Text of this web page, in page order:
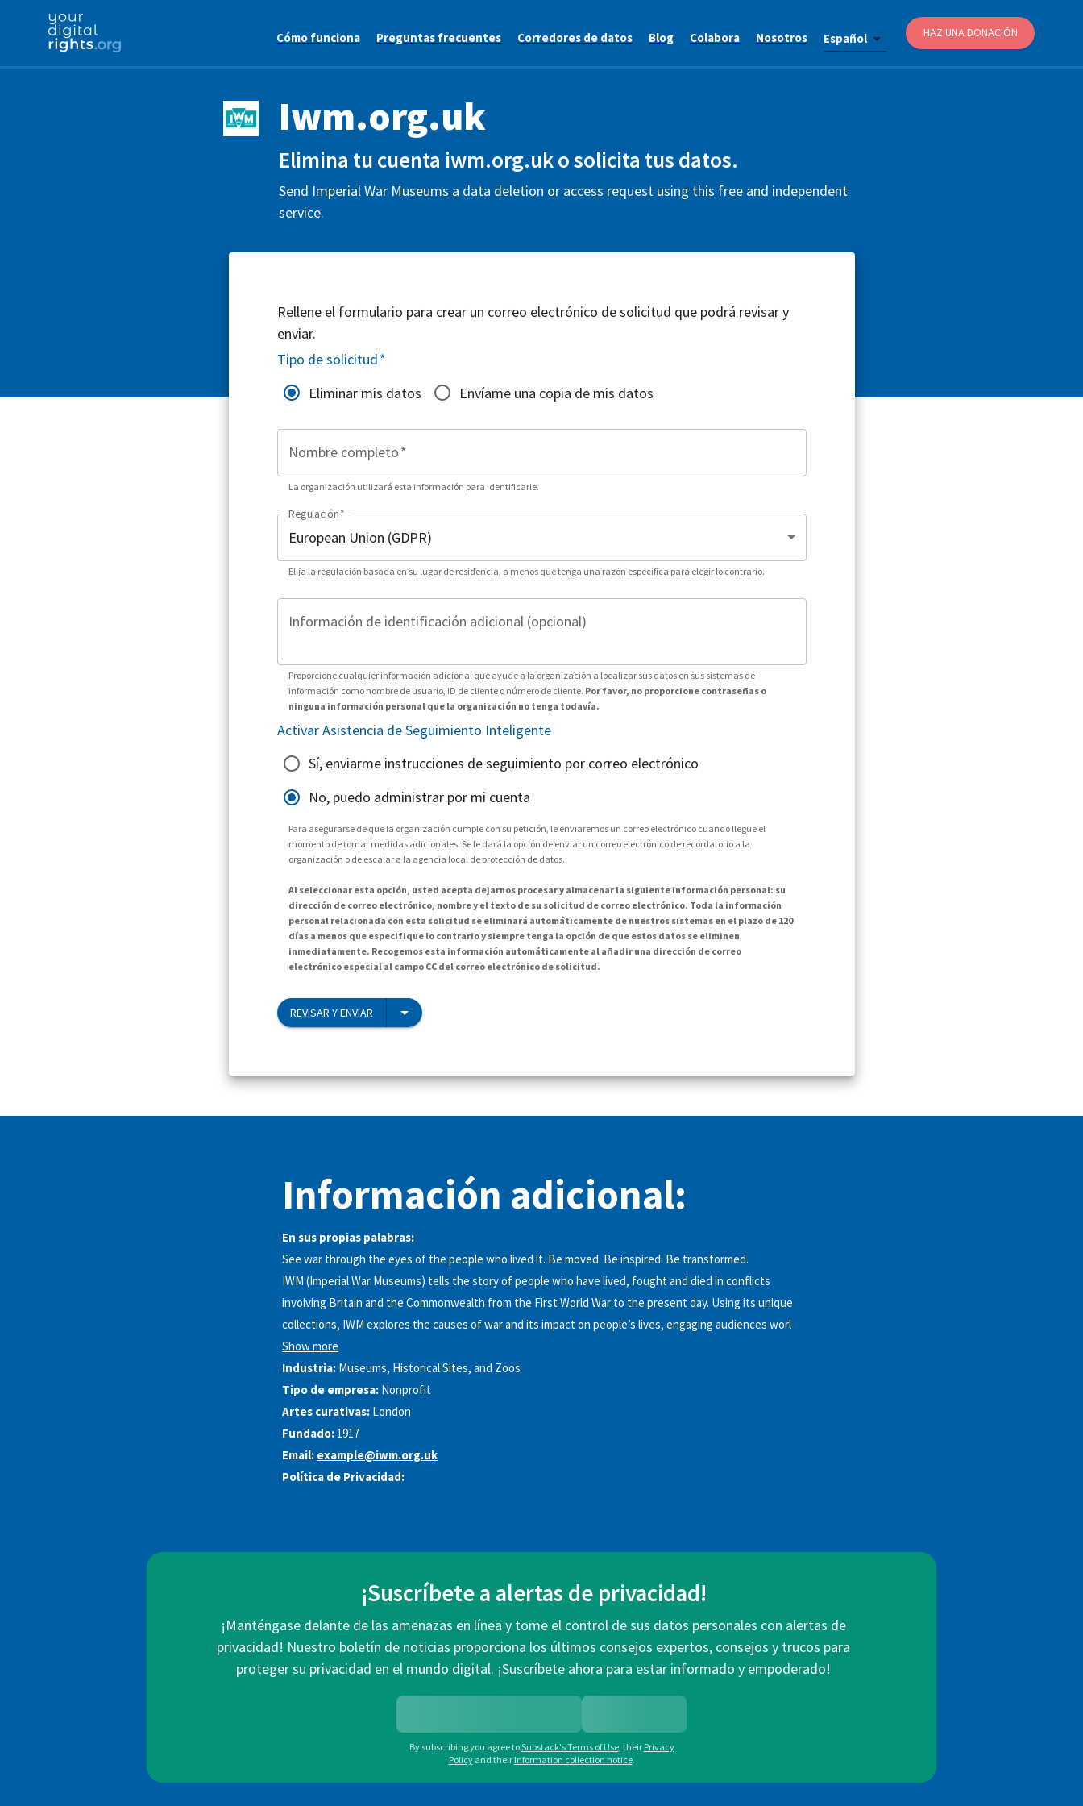
Cómo funciona Preguntas frecuentes Corredores de datos Blog Colabora Nosotros Español HAZ UNA DONACIÓN
Iwm.org.uk
Elimina tu cuenta iwm.org.uk o solicita tus datos.
Send Imperial War Museums a data deletion or access request using this free and independent
service.
Rellene el formulario para crear un correo electrónico de solicitud que podrá revisar y
enviar.
Tipo de solicitud*
Eliminar mis datos
Envíame una copia de mis datos
Nombre completo*
La organización utilizará esta información para identificarle.
Regulación*
Elija la regulación basada en su lugar de residencia, a menos que tenga una razón específica para elegir lo contrario.
Información de identificación adicional (opcional)
Proporcione cualquier información adicional que ayude a la organización a localizar sus datos en sus sistemas de
información como nombre de usuario, ID de cliente o número de cliente. Por favor, no proporcione contraseñas o
ninguna información personal que la organización no tenga todavía.
Activar Asistencia de Seguimiento Inteligente
Sí, enviarme instrucciones de seguimiento por correo electrónico
No, puedo administrar por mi cuenta
Para asegurarse de que la organización cumple con su petición, le enviaremos un correo electrónico cuando llegue el
momento de tomar medidas adicionales. Se le dará la opción de enviar un correo electrónico de recordatorio a la
organización o de escalar a la agencia local de protección de datos.
Al seleccionar esta opción, usted acepta dejarnos procesar y almacenar la siguiente información personal: su
dirección de correo electrónico, nombre y el texto de su solicitud de correo electrónico. Toda la información
personal relacionada con esta solicitud se eliminará automáticamente de nuestros sistemas en el plazo de 120
días a menos que especifique lo contrario y siempre tenga la opción de que estos datos se eliminen
inmediatamente. Recogemos esta información automáticamente al añadir una dirección de correo
electrónico especial al campo CC del correo electrónico de solicitud.
REVISAR Y ENVIAR
Información adicional:
En sus propias palabras:
See war through the eyes of the people who lived it. Be moved. Be inspired. Be transformed.
IWM (Imperial War Museums) tells the story of people who have lived, fought and died in conflicts
involving Britain and the Commonwealth from the First World War to the present day. Using its unique
collections, IWM explores the causes of war and its impact on people’s lives, engaging audiences worl
Show more
Industria: Museums, Historical Sites, and Zoos
Tipo de empresa: Nonprofit
Artes curativas: London
Fundado: 1917
Email: example@iwm.org.uk
Política de Privacidad:
¡Suscríbete a alertas de privacidad!
¡Manténgase delante de las amenazas en línea y tome el control de sus datos personales con alertas de
privacidad! Nuestro boletín de noticias proporciona los últimos consejos expertos, consejos y trucos para
proteger su privacidad en el mundo digital. ¡Suscríbete ahora para estar informado y empoderado!
By subscribing you agree toSubstack's Terms of Use, their Privacy
Policy and their Information collection notice.